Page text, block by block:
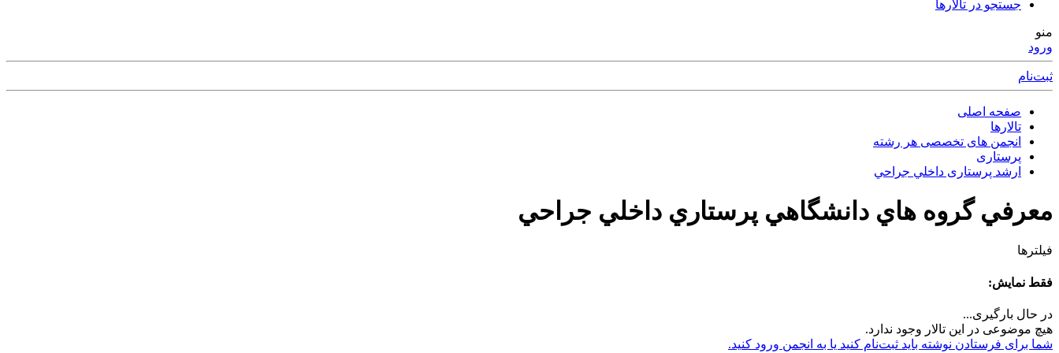
جستجو در تالارها
منو
ورود
ثبت‌نام
صفحه اصلی
تالارها
انجمن های تخصصی هر رشته
پرستاری
ارشد پرستاری داخلي جراحي
معرفي گروه هاي دانشگاهي پرستاري داخلي جراحي
فیلترها
فقط نمایش:
در حال بارگیری...
هیچ موضوعی در این تالار وجود ندارد.
شما برای فرستادن نوشته باید ثبت‌نام کنید یا به انجمن ورود کنید.